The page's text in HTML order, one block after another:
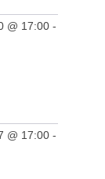
@ 17:00 -
@ 17:00 -